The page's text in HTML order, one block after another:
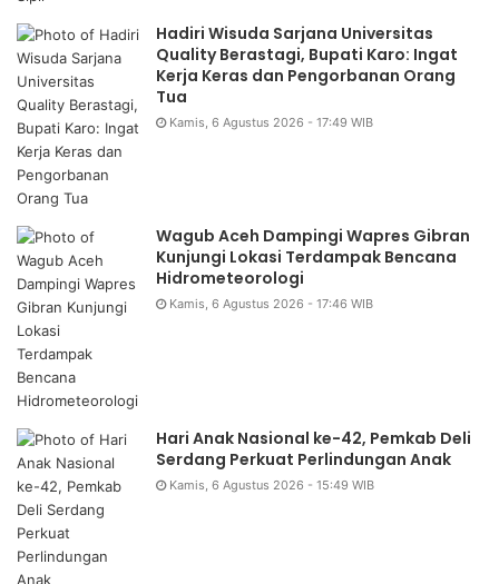
Hadiri Wisuda Sarjana Universitas
Quality Berastagi, Bupati Karo: Ingat
Kerja Keras dan Pengorbanan Orang
Tua
Kamis, 6 Agustus 2026 - 17:49 WIB
Wagub Aceh Dampingi Wapres Gibran
Kunjungi Lokasi Terdampak Bencana
Hidrometeorologi
Kamis, 6 Agustus 2026 - 17:46 WIB
Hari Anak Nasional ke-42, Pemkab Deli
Serdang Perkuat Perlindungan Anak
Kamis, 6 Agustus 2026 - 15:49 WIB